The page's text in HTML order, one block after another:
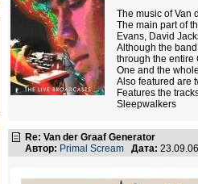
The music of Van
The main part of
Evans, David
Although the
through the entire
One and the
Also featured are
Features the
Sleepwalkers
Re: Van der Graaf Generator
Автор: Primal Scream Дата: